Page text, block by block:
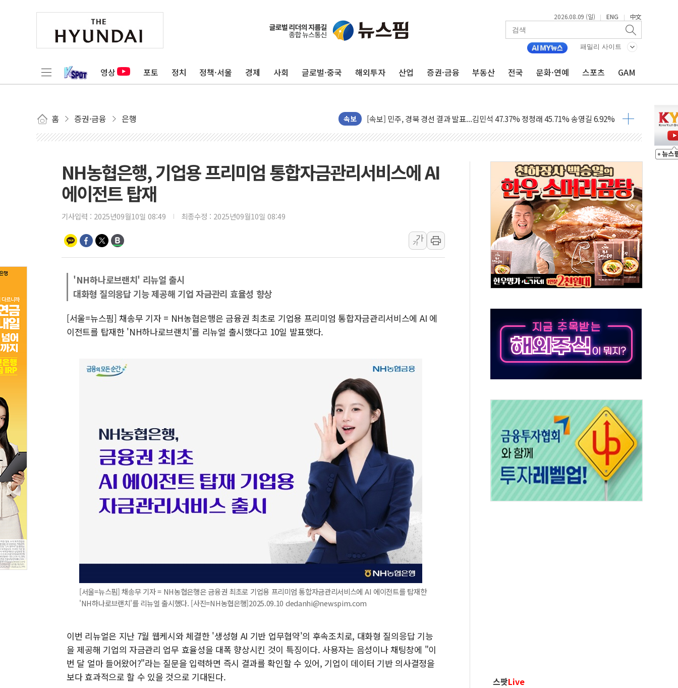
2026.08.09 (일) | ENG | 中文
패밀리 사이트
영상 포토 정치 정책·서울 경제 사회 글로벌·중국 해외투자 산업 증권·금융 부동산 전국 문화·연예 스포츠 GAM
홈 증권·금융 은행 속보
125mm 폭우 쏟아진 울진...'두천~하당'·'올미골교' 차량 통행 선제 제한
평택 진위면 공장서 탱크 내부 작업 중 근로자 1명 숨져
상주 낙동강 선착장 하류서 50대 숨진 채 발견...경찰, 조사 중
[종합] 김민석, 정청래에 누적 1.48%p 차 선두 유지...金 46.01% vs 鄭 44.53%
민주당 경북도당위원장에 오중기 당선...합산득표율 68.63%
인천서 말다툼 중 어머니 살해 10대 구속…범행 후 반려견도 죽여
김민석, 강원·대구·경북 경선서 정청래에 승리…金 48.54% vs 鄭 44.40%
[속보] 민주, 강원·대구·경북 경선 결과...김민석 48.54% 정청래 44.40%
[속보] 민주, 경북 경선 결과 발표...김민석 47.37% 정청래 45.71% 송영길 6.92%
[속보] 민주, 대구 경선 결과 발표...정청래 47.82% 김민석 46.35% 송영길 5.83%
[속보] 민주, 강원 경선 결과 발표...김민석 50.30% 정청래 41.94% 송영길 7.76%
최태원, 노소영에 9440억 지급 확정되나…재상고 앞두고 막판 셈법
하나금융, 명동 소상공인에 '행복상자' 전달
인천시 광복절 현수막 '태극기 거꾸로' 논란…이틀만에 철거
병무청, 보충역 전면 손질… 예술·체육요원 최대 33% 감축
홈플러스發 대형마트 판매, 역대 최대폭 감소한 9.4%↓…유통업계 양극화 심화
윤준병·이해민 의원, '정부 특사'로 콜롬비아 대통령 취임식 참석
'호우·산사태 주의보' 울진 시간당 30mm 강한 비...호우 피해 없어
NH농협은행, 기업용 프리미엄 통합자금관리서비스에 AI
에이전트 탑재
기사입력 : 2025년09월10일 08:49 최종수정 : 2025년09월10일 08:49
가
가
'NH하나로브랜치' 리뉴얼 출시
대화형 질의응답 기능 제공해 기업 자금관리 효율성 향상
[서울=뉴스핌] 채송무 기자 = NH농협은행은 금융권 최초로 기업용 프리미엄 통합자금관리서비스에 AI 에
이전트를 탑재한 'NH하나로브랜치'를 리뉴얼 출시했다고 10일 발표했다.
[서울=뉴스핌] 채송무 기자 = NH농협은행은 금융권 최초로 기업용 프리미엄 통합자금관리서비스에 AI 에이전트를 탑재한
'NH하나로브랜치'를 리뉴얼 출시했다. [사진=NH농협은행]2025.09.10 dedanhi@newspim.com
이번 리뉴얼은 지난 7월 웹케시와 체결한 '생성형 AI 기반 업무협약'의 후속조치로, 대화형 질의응답 기능
을 제공해 기업의 자금관리 업무 효율성을 대폭 향상시킨 것이 특징이다. 사용자는 음성이나 채팅창에 "이
번 달 얼마 들어왔어?"라는 질문을 입력하면 즉시 결과를 확인할 수 있어, 기업이 데이터 기반 의사결정을
보다 효과적으로 할 수 있을 것으로 기대된다.
스팟Live